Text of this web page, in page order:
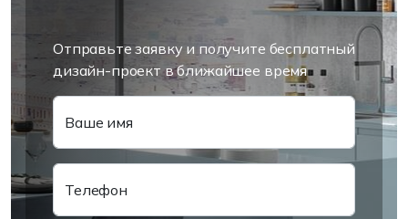
Отправьте заявку и получите бесплатный
дизайн-проект в ближайшее время
Ваше имя
Телефон